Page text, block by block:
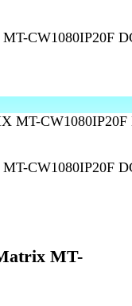
CW1080IP20F
CW1080IP20F
MT-